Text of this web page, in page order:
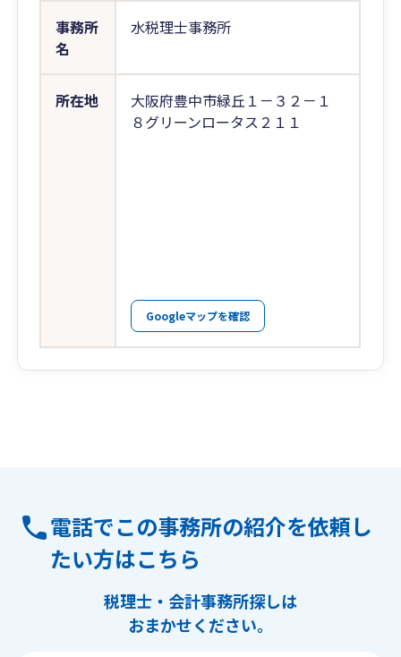
事務所
名
水税理士事務所
所在地
大阪府豊中市緑丘１－３２－１
８グリーンロータス２１１
Googleマップを確認
電話でこの事務所の紹介を依頼し
たい方はこちら
税理士・会計事務所探しは
おまかせください。